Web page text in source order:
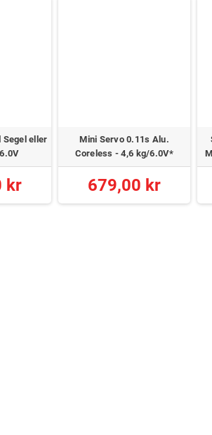
Segel eller
kr
Mini Servo 0.11s Alu.
Coreless - 4,6 kg/6.0V*
679,00 kr